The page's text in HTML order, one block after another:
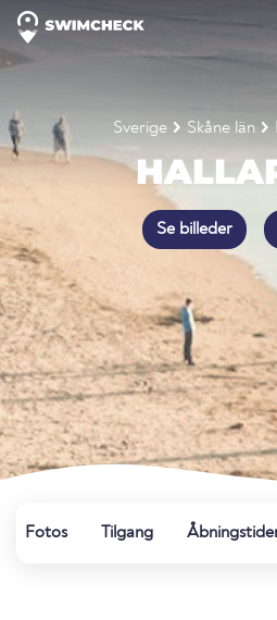
Sverige Skåne län
Se billeder
Fotos Tilgang